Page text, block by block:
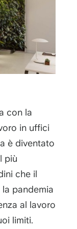
con la
in uffici
è diventato
più
che il
pandemia
al lavoro
limiti.